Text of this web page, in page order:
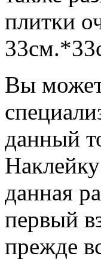
плитки
Вы
данный
данная
первый
прежде